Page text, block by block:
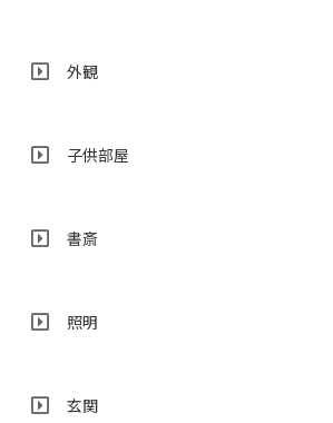
外観
子供部屋
書斎
照明
玄関